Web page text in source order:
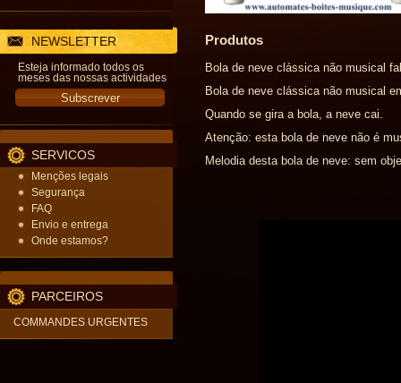
NEWSLETTER
Esteja informado todos os
meses das nossas actividades
SERVICOS
Menções legais
Segurança
FAQ
Envio e entrega
Onde estamos?
PARCEIROS
COMMANDES URGENTES
Produtos
Bola de neve clássica não musical
Bola de neve clássica não musical
Quando se gira a bola, a neve cai.
Atenção: esta bola de neve não é
Melodia desta bola de neve: sem